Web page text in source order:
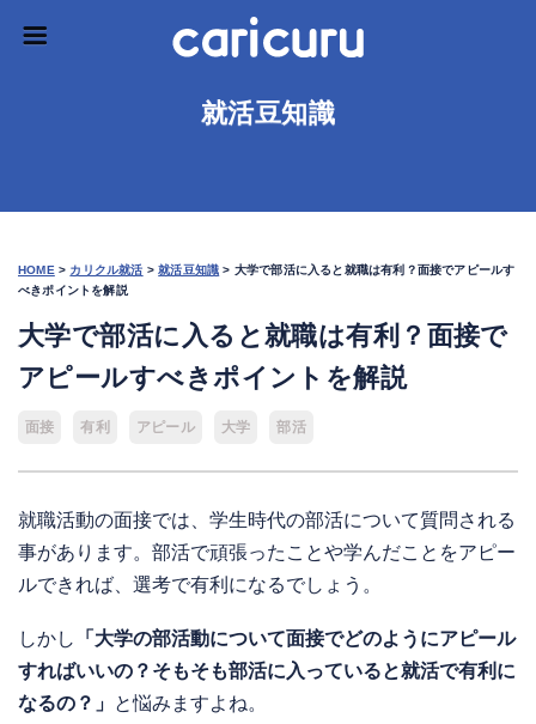
就活豆知識
HOME > カリクル就活 >就活豆知識 > 大学で部活に入ると就職は有利？面接でアピールす
べきポイントを解説
大学で部活に入ると就職は有利？面接で
アピールすべきポイントを解説
面接 有利 アピール 大学 部活
就職活動の面接では、学生時代の部活について質問される
事があります。部活で頑張ったことや学んだことをアピー
ルできれば、選考で有利になるでしょう。
しかし
「大学の部活動について面接でどのようにアピール
すればいいの？そもそも部活に入っていると就活で有利に
なるの？」 と悩みますよね。